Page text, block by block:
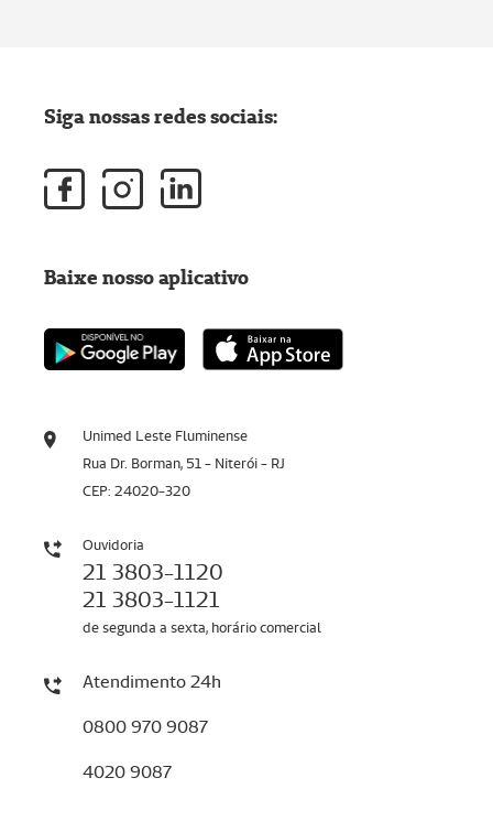
Unimed Leste Fluminense
Rua Dr. Borman, 51 - Niterói - RJ
CEP: 24020-320
Ouvidoria
21 3803-1120
21 3803-1121
de segunda a sexta, horário comercial
Atendimento 24h
0800 970 9087
4020 9087
Siga nossas redes sociais:
Baixe nosso aplicativo